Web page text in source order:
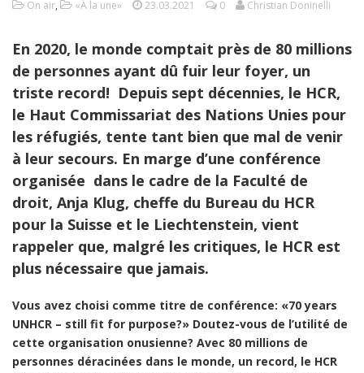
On air, «À la une» 23.03.2021 0 Christian Doninelli
En 2020, le monde comptait près de 80 millions
de personnes ayant dû fuir leur foyer, un
triste record! Depuis sept décennies, le HCR,
le Haut Commissariat des Nations Unies pour
les réfugiés, tente tant bien que mal de venir
à leur secours. En marge d’une conférence
organisée dans le cadre de la Faculté de
droit, Anja Klug, cheffe du Bureau du HCR
pour la Suisse et le Liechtenstein, vient
rappeler que, malgré les critiques, le HCR est
plus nécessaire que jamais.
Vous avez choisi comme titre de conférence: «70 years
UNHCR – still fit for purpose?» Doutez-vous de l’utilité de
cette organisation onusienne? Avec 80 millions de
personnes déracinées dans le monde, un record, le HCR